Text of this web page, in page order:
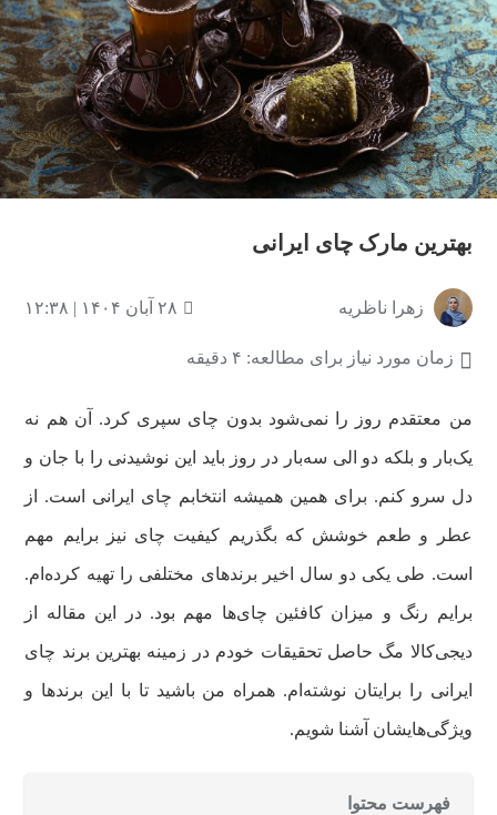
بهترین مارک چای ایرانی
زهرا ناظریه ۲۸ آبان ۱۴۰۴ | ۱۲:۳۸
زمان مورد نیاز برای مطالعه: ۴ دقیقه
من معتقدم روز را نمی‌شود بدون چای سپری کرد. آن هم نه
یک‌بار و بلکه دو الی سه‌بار در روز باید این نوشیدنی را با جان و
دل سرو کنم. برای همین همیشه انتخابم چای ایرانی است. از
عطر و طعم خوشش که بگذریم کیفیت چای نیز برایم مهم
است. طی یکی دو سال اخیر برندهای مختلفی را تهیه کرده‌ام.
برایم رنگ و میزان کافئین چای‌ها مهم بود. در این مقاله از
دیجی‌کالا مگ حاصل تحقیقات خودم در زمینه بهترین برند چای
ایرانی را برایتان نوشته‌ام. همراه من باشید تا با این برندها و
ویژگی‌هایشان آشنا شویم.
فهرست محتوا